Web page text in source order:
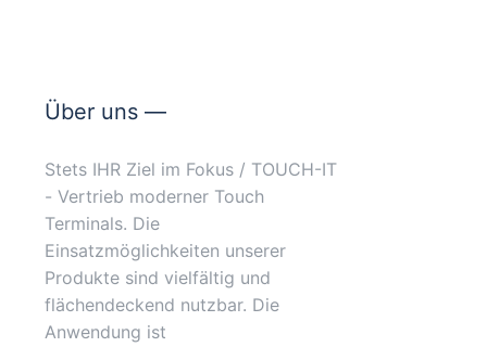
Über uns —
Stets IHR Ziel im Fokus / TOUCH-IT
- Vertrieb moderner Touch
Terminals. Die
Einsatzmöglichkeiten unserer
Produkte sind vielfältig und
flächendeckend nutzbar. Die
Anwendung ist